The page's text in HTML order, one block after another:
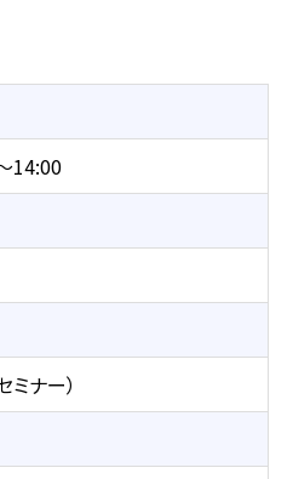
14:00
ナー）